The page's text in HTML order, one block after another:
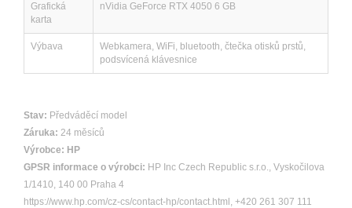
Grafická
karta
nVidia GeForce RTX 4050 6 GB
Výbava
Webkamera, WiFi, bluetooth, čtečka otisků prstů,
podsvícená klávesnice
Stav: Předváděcí model
Záruka: 24 měsíců
Výrobce: HP
GPSR informace o výrobci: HP Inc Czech Republic s.r.o., Vyskočilova
1/1410, 140 00 Praha 4
https://www.hp.com/cz-cs/contact-hp/contact.html, +420 261 307 111